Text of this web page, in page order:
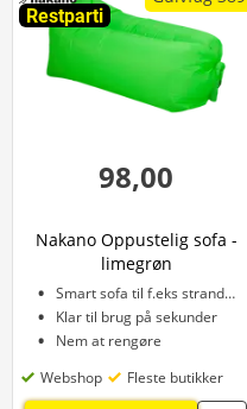
Restparti
98,00
Nakano Oppustelig sofa -
limegrøn
Smart sofa til f.eks stranden
Klar til brug på sekunder
Nem at rengøre
Webshop
Fleste butikker